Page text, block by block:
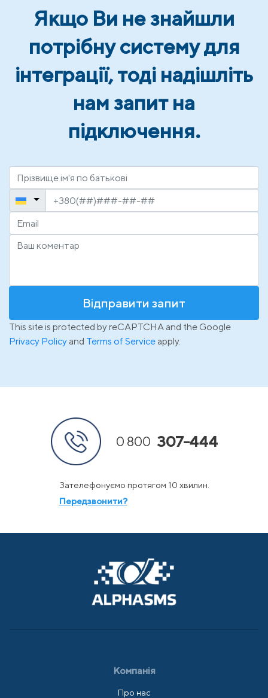
Якщо Ви не знайшли
потрібну систему для
інтеграції, тоді надішліть
нам запит на
підключення.
Відправити запит
This site is protected by reCAPTCHA and the Google
Privacy Policy and Terms of Service apply.
0 800 307-444
Зателефонуємо протягом 10 хвилин.
Передзвонити?
Компанія
Про нас